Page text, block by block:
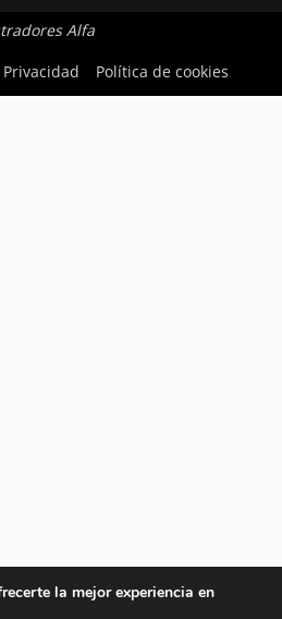
Alfa
Política de cookies
la mejor experiencia en